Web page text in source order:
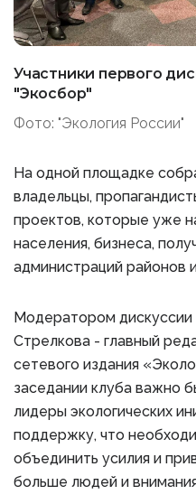
Участники первого
"Экосбор"
Фото: "Экология России"
На одной площадке
владельцы,
проектов, которые уже
населения, бизнеса,
администраций районов
Модератором дискуссии
Стрелкова - главный
сетевого издания
заседании клуба важно
лидеры экологических
поддержку, что
объединить усилия и
больше людей и